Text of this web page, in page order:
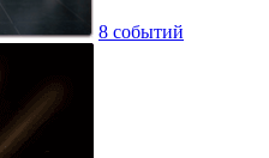
8 событий